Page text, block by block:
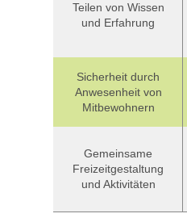
Teilen von Wissen
und Erfahrung
Sicherheit durch
Anwesenheit von
Mitbewohnern
Gemeinsame
Freizeitgestaltung
und Aktivitäten